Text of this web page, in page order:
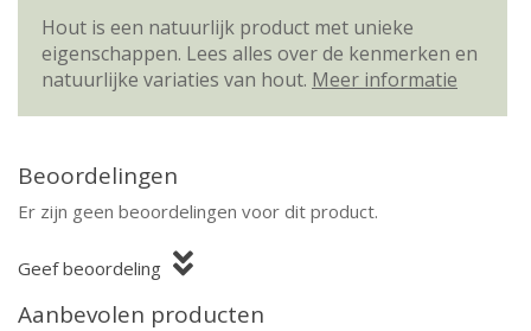
Hout is een natuurlijk product met unieke
eigenschappen. Lees alles over de kenmerken en
natuurlijke variaties van hout. Meer informatie
Beoordelingen
Er zijn geen beoordelingen voor dit product.
Geef beoordeling
Aanbevolen producten